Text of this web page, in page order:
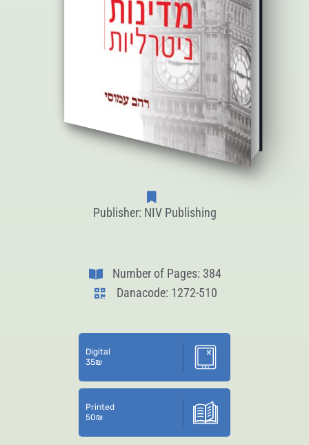
Publisher: NIV Publishing
Number of Pages: 384
Danacode: 1272-510
Digital
35₪
Printed
50₪